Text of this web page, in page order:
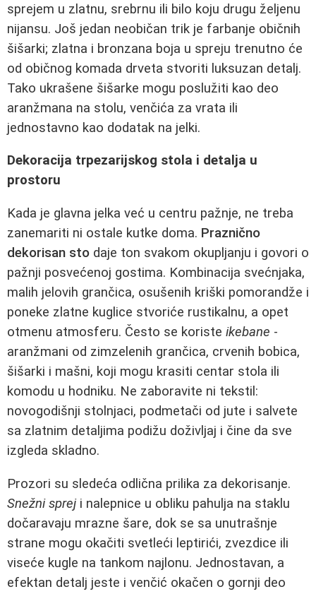
sprejem u zlatnu, srebrnu ili bilo koju drugu željenu
nijansu. Još jedan neobičan trik je farbanje običnih
šišarki; zlatna i bronzana boja u spreju trenutno će
od običnog komada drveta stvoriti luksuzan detalj.
Tako ukrašene šišarke mogu poslužiti kao deo
aranžmana na stolu, venčića za vrata ili
jednostavno kao dodatak na jelki.
Dekoracija trpezarijskog stola i detalja u
prostoru
Kada je glavna jelka već u centru pažnje, ne treba
zanemariti ni ostale kutke doma. Praznično
dekorisan sto daje ton svakom okupljanju i govori o
pažnji posvećenoj gostima. Kombinacija svećnjaka,
malih jelovih grančica, osušenih kriški pomorandže i
poneke zlatne kuglice stvoriće rustikalnu, a opet
otmenu atmosferu. Često se koriste ikebane -
aranžmani od zimzelenih grančica, crvenih bobica,
šišarki i mašni, koji mogu krasiti centar stola ili
komodu u hodniku. Ne zaboravite ni tekstil:
novogodišnji stolnjaci, podmetači od jute i salvete
sa zlatnim detaljima podižu doživljaj i čine da sve
izgleda skladno.
Prozori su sledeća odlična prilika za dekorisanje.
Snežni spreji nalepnice u obliku pahulja na staklu
dočaravaju mrazne šare, dok se sa unutrašnje
strane mogu okačiti svetleći leptirići, zvezdice ili
viseće kugle na tankom najlonu. Jednostavan, a
efektan detalj jeste i venčić okačen o gornji deo